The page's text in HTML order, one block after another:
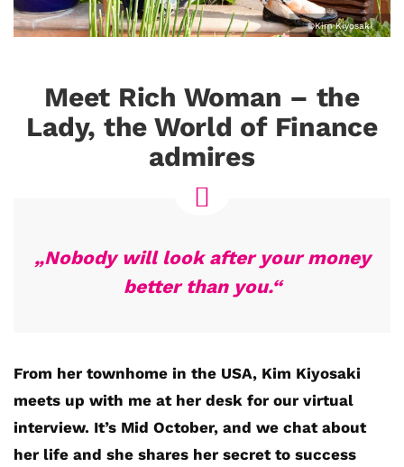
©Kim Kiyosaki
Meet Rich Woman – the
Lady, the World of Finance
admires
„Nobody will look after your money
better than you.“
From her townhome in the USA, Kim Kiyosaki
meets up with me at her desk for our virtual
interview. It’s Mid October, and we chat about
her life and she shares her secret to success